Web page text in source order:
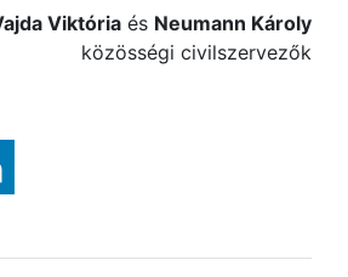
Viktória és Neumann Károly
közösségi civilszervezők